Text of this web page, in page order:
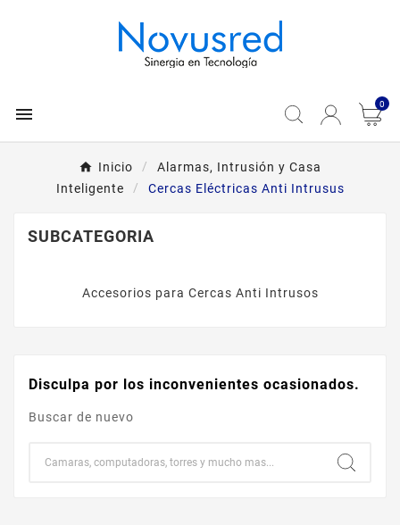
 0
Inicio
Alarmas, Intrusión y Casa
Inteligente
Cercas Eléctricas Anti Intrusus
SUBCATEGORIA
Accesorios para Cercas Anti Intrusos
Disculpa por los inconvenientes ocasionados.
Buscar de nuevo